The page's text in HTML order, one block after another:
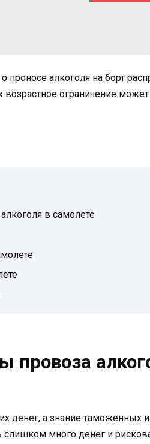
проносе алкоголя на борт
возрастное ограничение
в самолете
денег, а знание таможенных
слишком много денег и